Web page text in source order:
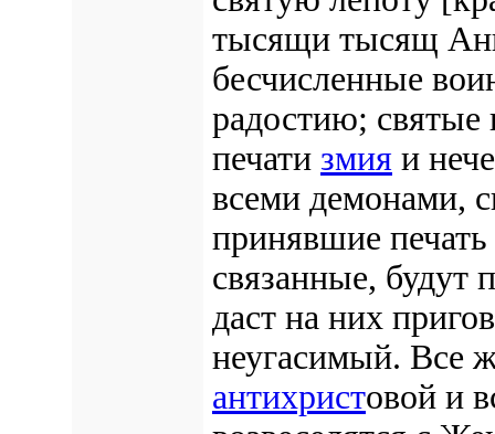
тысящи тысящ
бесчисленные
радостию; святые
печати змия и
всеми демонами,
принявшие
связанные,
даст на них
неугасимый. Все
антихристовой и